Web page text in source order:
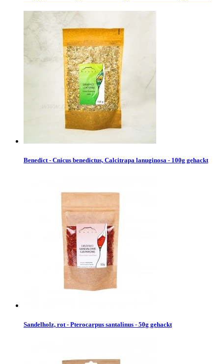
Benedict - Cnicus benedictus, Calcitrapa lanuginosa - 100g gehackt
Sandelholz, rot - Pterocarpus santalinus - 50g gehackt